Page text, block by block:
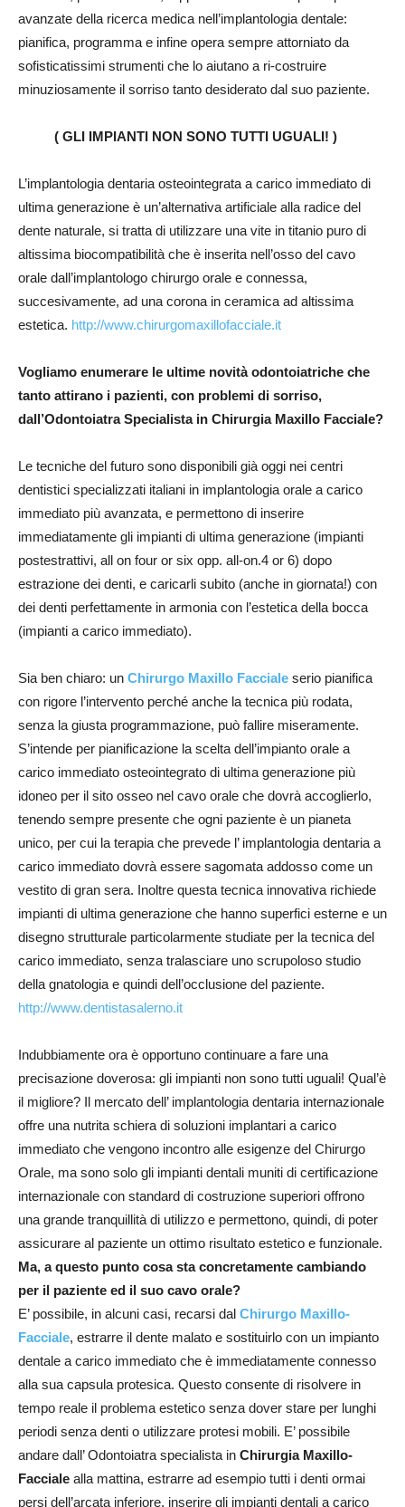
avanzate della ricerca medica nell’implantologia dentale:
pianifica, programma e infine opera sempre attorniato da
sofisticatissimi strumenti che lo aiutano a ri-costruire
minuziosamente il sorriso tanto desiderato dal suo paziente.
( GLI IMPIANTI NON SONO TUTTI UGUALI! )
L’implantologia dentaria osteointegrata a carico immediato di
ultima generazione è un’alternativa artificiale alla radice del
dente naturale, si tratta di utilizzare una vite in titanio puro di
altissima biocompatibilità che è inserita nell’osso del cavo
orale dall’implantologo chirurgo orale e connessa,
succesivamente, ad una corona in ceramica ad altissima
estetica. http://www.chirurgomaxillofacciale.it
Vogliamo enumerare le ultime novità odontoiatriche che
tanto attirano i pazienti, con problemi di sorriso,
dall’Odontoiatra Specialista in Chirurgia Maxillo Facciale?
Le tecniche del futuro sono disponibili già oggi nei centri
dentistici specializzati italiani in implantologia orale a carico
immediato più avanzata, e permettono di inserire
immediatamente gli impianti di ultima generazione (impianti
postestrattivi, all on four or six opp. all-on.4 or 6) dopo
estrazione dei denti, e caricarli subito (anche in giornata!) con
dei denti perfettamente in armonia con l’estetica della bocca
(impianti a carico immediato).
Sia ben chiaro: un Chirurgo Maxillo Facciale serio pianifica
con rigore l’intervento perché anche la tecnica più rodata,
senza la giusta programmazione, può fallire miseramente.
S’intende per pianificazione la scelta dell’impianto orale a
carico immediato osteointegrato di ultima generazione più
idoneo per il sito osseo nel cavo orale che dovrà accoglierlo,
tenendo sempre presente che ogni paziente è un pianeta
unico, per cui la terapia che prevede l’ implantologia dentaria a
carico immediato dovrà essere sagomata addosso come un
vestito di gran sera. Inoltre questa tecnica innovativa richiede
impianti di ultima generazione che hanno superfici esterne e un
disegno strutturale particolarmente studiate per la tecnica del
carico immediato, senza tralasciare uno scrupoloso studio
della gnatologia e quindi dell’occlusione del paziente.
http://www.dentistasalerno.it
Indubbiamente ora è opportuno continuare a fare una
precisazione doverosa: gli impianti non sono tutti uguali! Qual’è
il migliore? Il mercato dell’ implantologia dentaria internazionale
offre una nutrita schiera di soluzioni implantari a carico
immediato che vengono incontro alle esigenze del Chirurgo
Orale, ma sono solo gli impianti dentali muniti di certificazione
internazionale con standard di costruzione superiori offrono
una grande tranquillità di utilizzo e permettono, quindi, di poter
assicurare al paziente un ottimo risultato estetico e funzionale.
Ma, a questo punto cosa sta concretamente cambiando
per il paziente ed il suo cavo orale?
E’ possibile, in alcuni casi, recarsi dal Chirurgo Maxillo-
Facciale, estrarre il dente malato e sostituirlo con un impianto
dentale a carico immediato che è immediatamente connesso
alla sua capsula protesica. Questo consente di risolvere in
tempo reale il problema estetico senza dover stare per lunghi
periodi senza denti o utilizzare protesi mobili. E’ possibile
andare dall’ Odontoiatra specialista in Chirurgia Maxillo-
Facciale alla mattina, estrarre ad esempio tutti i denti ormai
persi dell’arcata inferiore, inserire gli impianti dentali a carico